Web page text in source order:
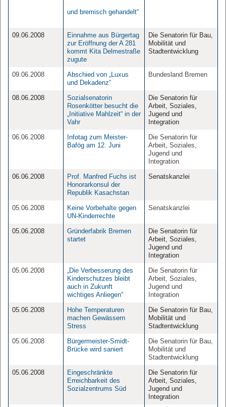
und bremisch gehandelt“
09.06.2008
Einnahme aus Bürgertag
zur Eröffnung der A 281
kommt Kita Delmestraße
zugute
Die Senatorin für Bau,
Mobilität und
Stadtentwicklung
09.06.2008
Abschied von „Luxus
und Dekadenz“
Bundesland Bremen
08.06.2008
Sozialsenatorin
Rosenkötter besucht die
„Initiative Mahlzeit“ in der
Vahr
Die Senatorin für
Arbeit, Soziales,
Jugend und
Integration
06.06.2008
Infotag zum Meister-
Bafög am 12. Juni
Die Senatorin für
Arbeit, Soziales,
Jugend und
Integration
06.06.2008
Prof. Manfred Fuchs ist
Honorarkonsul der
Republik Kasachstan
Senatskanzlei
05.06.2008
Keine Vorbehalte gegen
UN-Kinderrechte
Senatskanzlei
05.06.2008
Gründerfabrik Bremen
startet
Die Senatorin für
Arbeit, Soziales,
Jugend und
Integration
05.06.2008
„Die Verbesserung des
Kinderschutzes bleibt
auch in Zukunft
wichtiges Anliegen“
Die Senatorin für
Arbeit, Soziales,
Jugend und
Integration
05.06.2008
Hohe Temperaturen
machen Gewässern
Stress
Die Senatorin für Bau,
Mobilität und
Stadtentwicklung
05.06.2008
Bürgermeister-Smidt-
Brücke wird saniert
Die Senatorin für Bau,
Mobilität und
Stadtentwicklung
05.06.2008
Eingeschränkte
Erreichbarkeit des
Sozialzentrums Süd
Die Senatorin für
Arbeit, Soziales,
Jugend und
Integration